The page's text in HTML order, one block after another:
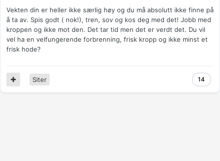
Vekten din er heller ikke særlig høy og du må absolutt ikke finne på
å ta av. Spis godt ( nok!), tren, sov og kos deg med det! Jobb med
kroppen og ikke mot den. Det tar tid men det er verdt det. Du vil
vel ha en velfungerende forbrenning, frisk kropp og ikke minst et
frisk hode?
14
Siter